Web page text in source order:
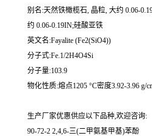
别名:天然铁橄榄石, 晶粒, 大约 0.06-
约 0.06-0.19IN;硅酸亚铁
英文名:Fayalite (Fe2(SiO4))
分子式:Fe.1/2H4O4Si
分子量:103.9
物化性质:熔点1205 °C密度3.92-3.96 g/
生产厂家优惠供应以下品种,欢迎咨询:
90-72-2 2,4,6-三(二甲氨基甲基)苯酚